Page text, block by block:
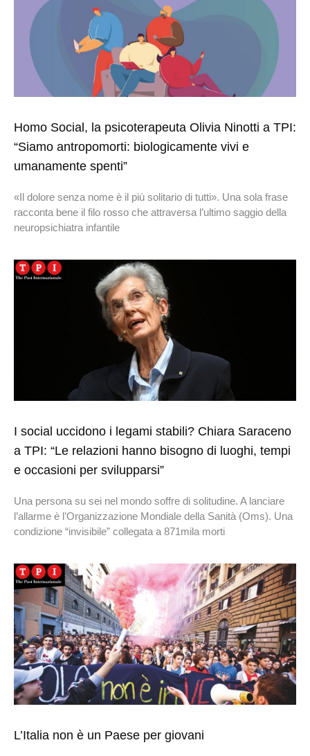
Homo Social, la psicoterapeuta Olivia Ninotti a TPI:
“Siamo antropomorti: biologicamente vivi e
umanamente spenti”
«Il dolore senza nome è il più solitario di tutti». Una sola frase
racconta bene il filo rosso che attraversa l’ultimo saggio della
neuropsichiatra infantile
I social uccidono i legami stabili? Chiara Saraceno
a TPI: “Le relazioni hanno bisogno di luoghi, tempi
e occasioni per svilupparsi”
Una persona su sei nel mondo soffre di solitudine. A lanciare
l’allarme è l’Organizzazione Mondiale della Sanità (Oms). Una
condizione “invisibile” collegata a 871mila morti
L’Italia non è un Paese per giovani